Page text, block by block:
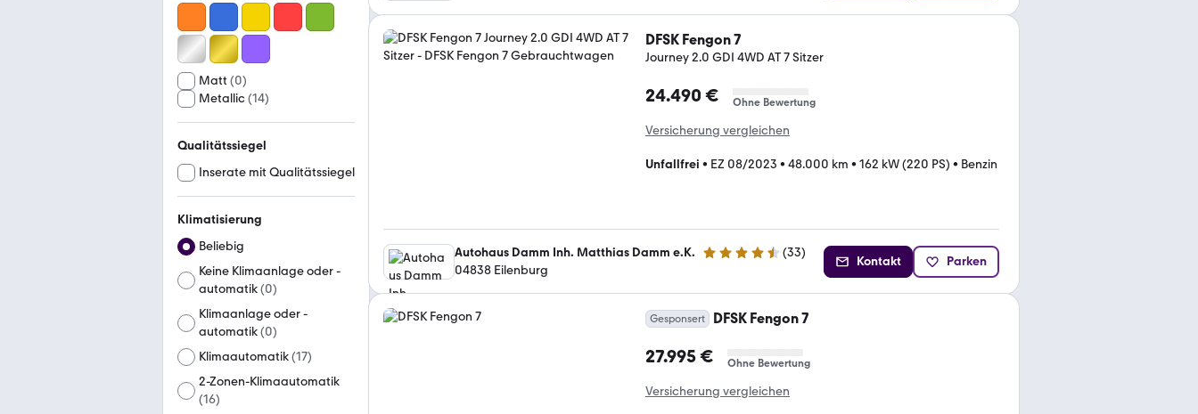
Matt (0)
Metallic(14)
Qualitätssiegel
Inserate mit Qualitätssiegel
Klimatisierung
Beliebig
Keine Klimaanlage oder -
automatik(0)
Klimaanlage oder -
automatik(0)
Klimaautomatik(17)
2-Zonen-Klimaautomatik
(16)
DFSK Fengon 7
Journey 2.0 GDI 4WD AT 7 Sitzer
24.490 € Ohne Bewertung
Versicherung vergleichen
Unfallfrei • EZ 08/2023 • 48.000 km • 162 kW (220 PS) • Benzin
Autohaus Damm Inh. Matthias Damm e.K. 4.7 Sterne (33)
04838 Eilenburg
Kontakt Parken
Gesponsert DFSK Fengon 7
27.995 € Ohne Bewertung
Versicherung vergleichen